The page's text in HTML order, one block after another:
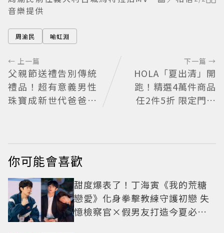
音樂提供
周渝民 喻虹淵
← 上一篇
父親節送禮告別傳統
禮品！超有意義男性
珠寶成新世代爸爸時
下一篇 →
HOLA「夏出清」開
跑！精選4萬件商品
任2件5折 限定門市
你可能會喜歡
甜度爆表了！丁海寅《我的荒糖
戀愛》化身拳擊教練守護初戀 失
憶檢察官×假男友打造今夏必看